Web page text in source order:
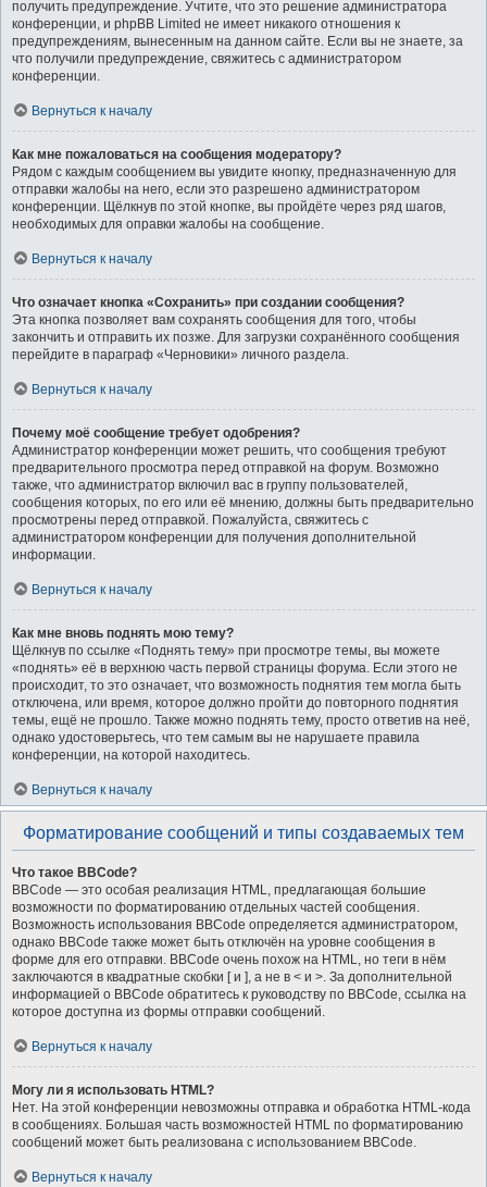
получить предупреждение. Учтите, что это решение администратора
конференции, и phpBB Limited не имеет никакого отношения к
предупреждениям, вынесенным на данном сайте. Если вы не знаете, за
что получили предупреждение, свяжитесь с администратором
конференции.
Вернуться к началу
Как мне пожаловаться на сообщения модератору?
Рядом с каждым сообщением вы увидите кнопку, предназначенную для
отправки жалобы на него, если это разрешено администратором
конференции. Щёлкнув по этой кнопке, вы пройдёте через ряд шагов,
необходимых для оправки жалобы на сообщение.
Вернуться к началу
Что означает кнопка «Сохранить» при создании сообщения?
Эта кнопка позволяет вам сохранять сообщения для того, чтобы
закончить и отправить их позже. Для загрузки сохранённого сообщения
перейдите в параграф «Черновики» личного раздела.
Вернуться к началу
Почему моё сообщение требует одобрения?
Администратор конференции может решить, что сообщения требуют
предварительного просмотра перед отправкой на форум. Возможно
также, что администратор включил вас в группу пользователей,
сообщения которых, по его или её мнению, должны быть предварительно
просмотрены перед отправкой. Пожалуйста, свяжитесь с
администратором конференции для получения дополнительной
информации.
Вернуться к началу
Как мне вновь поднять мою тему?
Щёлкнув по ссылке «Поднять тему» при просмотре темы, вы можете
«поднять» её в верхнюю часть первой страницы форума. Если этого не
происходит, то это означает, что возможность поднятия тем могла быть
отключена, или время, которое должно пройти до повторного поднятия
темы, ещё не прошло. Также можно поднять тему, просто ответив на неё,
однако удостоверьтесь, что тем самым вы не нарушаете правила
конференции, на которой находитесь.
Вернуться к началу
Форматирование сообщений и типы создаваемых тем
Что такое BBCode?
BBCode — это особая реализация HTML, предлагающая большие
возможности по форматированию отдельных частей сообщения.
Возможность использования BBCode определяется администратором,
однако BBCode также может быть отключён на уровне сообщения в
форме для его отправки. BBCode очень похож на HTML, но теги в нём
заключаются в квадратные скобки [ и ], а не в < и >. За дополнительной
информацией о BBCode обратитесь к руководству по BBCode, ссылка на
которое доступна из формы отправки сообщений.
Вернуться к началу
Могу ли я использовать HTML?
Нет. На этой конференции невозможны отправка и обработка HTML-кода
в сообщениях. Большая часть возможностей HTML по форматированию
сообщений может быть реализована с использованием BBCode.
Вернуться к началу